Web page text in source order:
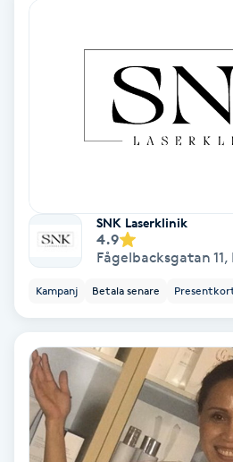
Regndroppsmassage
Reiki
Reikihealing
Reiki massage
Restorative Yoga
SNK Laserklinik
4.9
Fågelbacksgatan 11,
Kampanj Betala senare